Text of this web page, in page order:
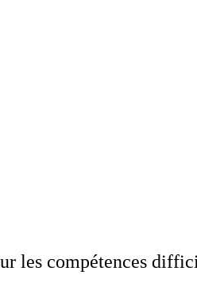
les compétences